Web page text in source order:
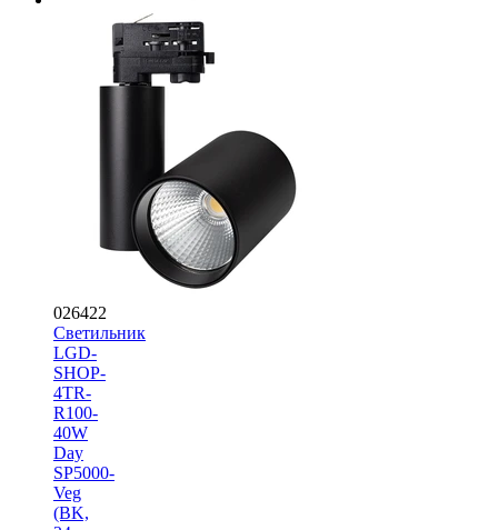
026422
Светильник
LGD-
SHOP-
4TR-
R100-
40W
Day
SP5000-
Veg
(BK,